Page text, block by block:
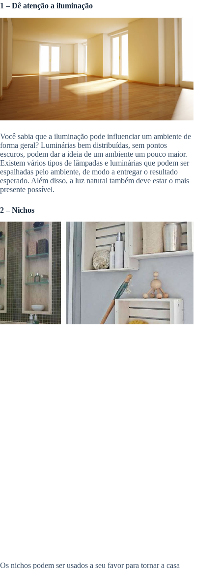
1 – Dê atenção a iluminação
Você sabia que a iluminação pode influenciar um ambiente de
forma geral? Luminárias bem distribuídas, sem pontos
escuros, podem dar a ideia de um ambiente um pouco maior.
Existem vários tipos de lâmpadas e luminárias que podem ser
espalhadas pelo ambiente, de modo a entregar o resultado
esperado. Além disso, a luz natural também deve estar o mais
presente possível.
2 – Nichos
Os nichos podem ser usados a seu favor para tornar a casa